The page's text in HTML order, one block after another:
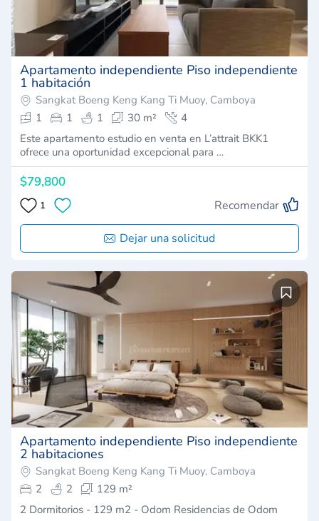
Apartamento independiente Piso independiente
1 habitación
Sangkat Boeng Keng Kang Ti Muoy, Camboya
1
1 1 30 m²
4
Este apartamento estudio en venta en L’attrait BKK1
ofrece una oportunidad excepcional para …
$79,800
1 Recomendar
Dejar una solicitud
Apartamento independiente Piso independiente
2 habitaciones
Sangkat Boeng Keng Kang Ti Muoy, Camboya
2
2
129 m²
2 Dormitorios - 129 m2 - Odom Residencias de Odom